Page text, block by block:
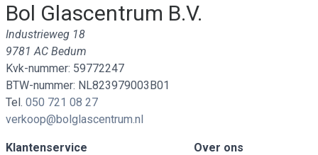
Bol Glascentrum B.V.
Industrieweg 18
9781 AC Bedum
Kvk-nummer: 59772247
BTW-nummer: NL823979003B01
Tel. 050 721 08 27
verkoop@bolglascentrum.nl
Klantenservice
Over ons